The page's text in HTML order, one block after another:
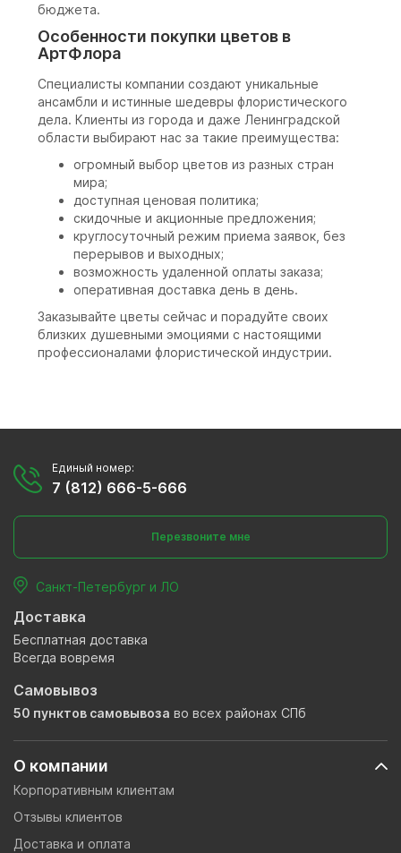
бюджета.
Особенности покупки цветов в
АртФлора
Специалисты компании создают уникальные
ансамбли и истинные шедевры флористического
дела. Клиенты из города и даже Ленинградской
области выбирают нас за такие преимущества:
огромный выбор цветов из разных стран
мира;
доступная ценовая политика;
скидочные и акционные предложения;
круглосуточный режим приема заявок, без
перерывов и выходных;
возможность удаленной оплаты заказа;
оперативная доставка день в день.
Заказывайте цветы сейчас и порадуйте своих
близких душевными эмоциями с настоящими
профессионалами флористической индустрии.
О компании
Корпоративным клиентам
Отзывы клиентов
Доставка и оплата
Единый номер:
7 (812) 666-5-666
Перезвоните мне
Санкт-Петербург и ЛО
Доставка
Бесплатная доставка
Всегда вовремя
Самовывоз
50 пунктов самовывоза во всех районах СПб